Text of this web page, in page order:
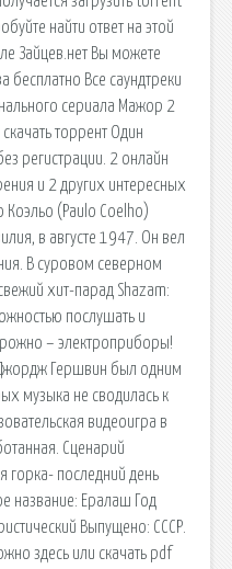
найти ответ на этой
Зайцев.нет Вы можете
бесплатно Все саундтреки
сериала Мажор 2
торрент Один
регистрации. 2 онлайн
и 2 других интересных
Коэльо (Paulo Coelho)
в августе 1947. Он вел
В суровом северном
хит-парад Shazam:
послушать и
– электроприборы!
Джордж Гершвин был одним
музыка не сводилась к
видеоигра в
Сценарий
горка- последний день
название: Ералаш Год
Выпущено: СССР.
здесь или скачать pdf